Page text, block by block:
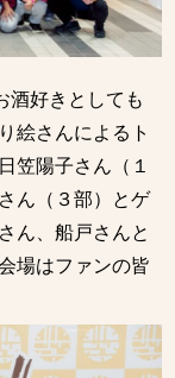
酒好きとしても
絵さんによるト
笠陽子さん（１
ん（３部）とゲ
ん、船戸さんと
場はファンの皆